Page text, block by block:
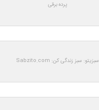
پرده برقی
سبزیتو: سبز زندگی کن: Sabzito.com